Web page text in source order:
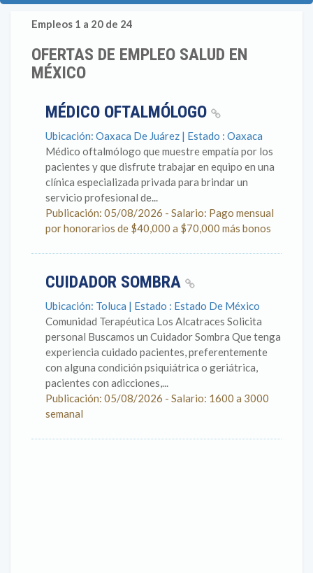
Empleos 1 a 20 de 24
OFERTAS DE EMPLEO SALUD EN
MÉXICO
MÉDICO OFTALMÓLOGO
Ubicación: Oaxaca De Juárez | Estado : Oaxaca
Médico oftalmólogo que muestre empatía por los
pacientes y que disfrute trabajar en equipo en una
clínica especializada privada para brindar un
servicio profesional de...
Publicación: 05/08/2026 - Salario: Pago mensual
por honorarios de $40,000 a $70,000 más bonos
CUIDADOR SOMBRA
Ubicación: Toluca | Estado : Estado De México
Comunidad Terapéutica Los Alcatraces Solicita
personal Buscamos un Cuidador Sombra Que tenga
experiencia cuidado pacientes, preferentemente
con alguna condición psiquiátrica o geriátrica,
pacientes con adicciones,...
Publicación: 05/08/2026 - Salario: 1600 a 3000
semanal